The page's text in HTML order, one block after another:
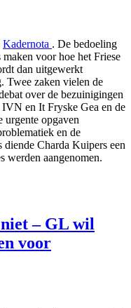
Kadernota . De bedoeling
voor hoe het Friese
dan uitgewerkt
Twee zaken vielen de
over de bezuinigingen
en It Fryske Gea en de
urgente opgaven
en de
Charda Kuipers een
werden aangenomen.
– GL wil
voor